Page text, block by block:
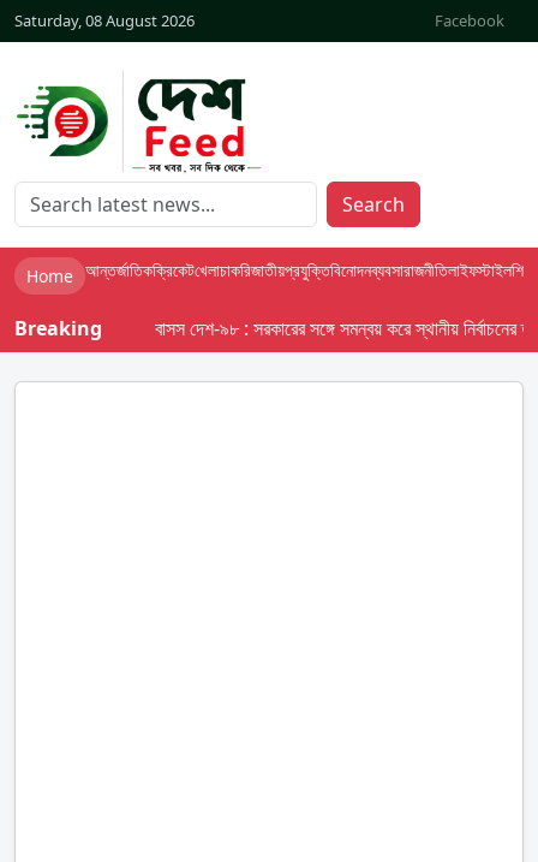
Saturday, 08 August 2026 Facebook
Search
Home আন্তর্জাতিকক্রিকেটখেলাচাকরিজাতীয়প্রযুক্তিবিনোদনব্যবসারাজনীতিলাইফস্টাইলশিক্ষা
Breaking বাসস দেশ-৯৮ : সরকারের সঙ্গে সমন্বয় করে স্থানীয় নির্বাচনের